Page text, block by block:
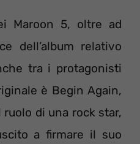
Maroon 5, oltre ad
dell’album relativo
tra i protagonisti
è Begin Again,
di una rock star,
a firmare il suo